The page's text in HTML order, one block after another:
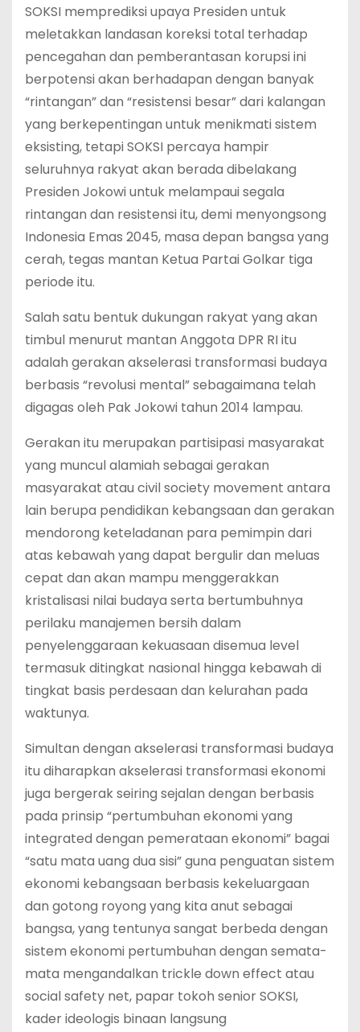
SOKSI memprediksi upaya Presiden untuk
meletakkan landasan koreksi total terhadap
pencegahan dan pemberantasan korupsi ini
berpotensi akan berhadapan dengan banyak
“rintangan” dan “resistensi besar” dari kalangan
yang berkepentingan untuk menikmati sistem
eksisting, tetapi SOKSI percaya hampir
seluruhnya rakyat akan berada dibelakang
Presiden Jokowi untuk melampaui segala
rintangan dan resistensi itu, demi menyongsong
Indonesia Emas 2045, masa depan bangsa yang
cerah, tegas mantan Ketua Partai Golkar tiga
periode itu.
Salah satu bentuk dukungan rakyat yang akan
timbul menurut mantan Anggota DPR RI itu
adalah gerakan akselerasi transformasi budaya
berbasis “revolusi mental” sebagaimana telah
digagas oleh Pak Jokowi tahun 2014 lampau.
Gerakan itu merupakan partisipasi masyarakat
yang muncul alamiah sebagai gerakan
masyarakat atau civil society movement antara
lain berupa pendidikan kebangsaan dan gerakan
mendorong keteladanan para pemimpin dari
atas kebawah yang dapat bergulir dan meluas
cepat dan akan mampu menggerakkan
kristalisasi nilai budaya serta bertumbuhnya
perilaku manajemen bersih dalam
penyelenggaraan kekuasaan disemua level
termasuk ditingkat nasional hingga kebawah di
tingkat basis perdesaan dan kelurahan pada
waktunya.
Simultan dengan akselerasi transformasi budaya
itu diharapkan akselerasi transformasi ekonomi
juga bergerak seiring sejalan dengan berbasis
pada prinsip “pertumbuhan ekonomi yang
integrated dengan pemerataan ekonomi” bagai
“satu mata uang dua sisi” guna penguatan sistem
ekonomi kebangsaan berbasis kekeluargaan
dan gotong royong yang kita anut sebagai
bangsa, yang tentunya sangat berbeda dengan
sistem ekonomi pertumbuhan dengan semata-
mata mengandalkan trickle down effect atau
social safety net, papar tokoh senior SOKSI,
kader ideologis binaan langsung